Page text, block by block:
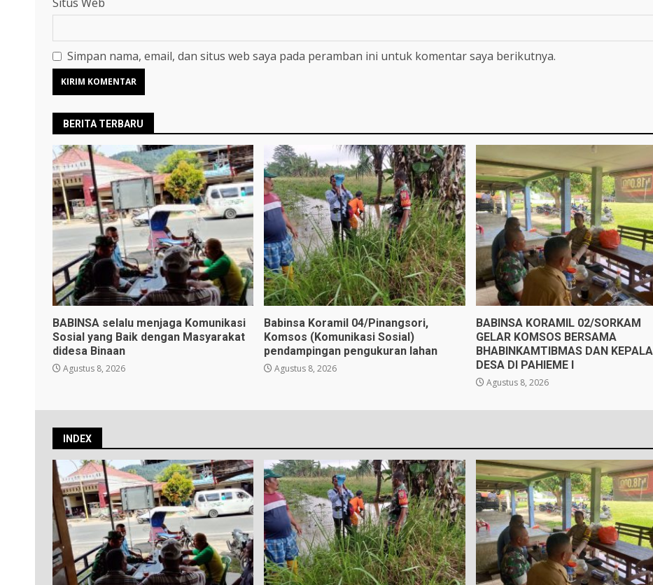
Simpan nama, email, dan situs web saya pada peramban ini untuk komentar saya berikutnya.
BERITA TERBARU
BABINSA selalu menjaga Komunikasi
Sosial yang Baik dengan Masyarakat
didesa Binaan
Agustus 8, 2026
Babinsa Koramil 04/Pinangsori,
Komsos (Komunikasi Sosial)
pendampingan pengukuran lahan
Agustus 8, 2026
BABINSA KORAMIL 02/SORKAM
GELAR KOMSOS BERSAMA
BHABINKAMTIBMAS DAN KEPALA
DESA DI PAHIEME I
Agustus 8, 2026
INDEX